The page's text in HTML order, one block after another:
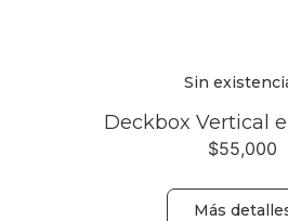
Sin
Deckbox Vertical
$55,000
Más